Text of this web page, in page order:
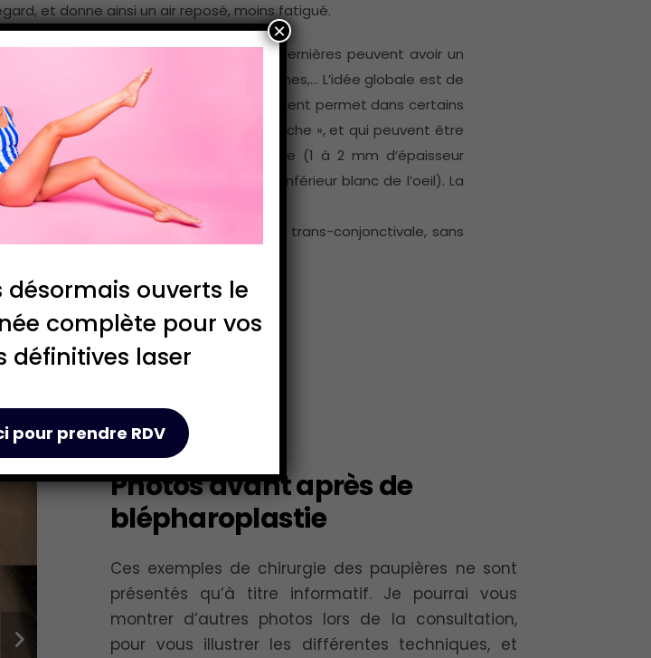
et donne ainsi un air reposé, moins fatigué.
concernent les paupières du bas. Ces dernières peuvent avoir un
des petites rides horizontales, des poches,… L’idée globale est de
coin de l’œil en externe. Son décollement permet dans certains
profondeur qui créent l’aspect de « poche », et qui peuvent être
être réséquée de façon très prudente (1 à 2 mm d’épaisseur
vers le bas qui découvre le bord inférieur blanc de l’oeil). La
l’intervention peut avoir lieu par voie trans-conjonctivale, sans
supérieure et inférieure.
Photos avant après de
blépharoplastie
Ces exemples de chirurgie des paupières ne sont
présentés qu’à titre informatif. Je pourrai vous
montrer d’autres photos lors de la consultation,
pour vous illustrer les différentes techniques, et
désormais ouverts le
complète pour vos
définitives laser
pour prendre RDV
×